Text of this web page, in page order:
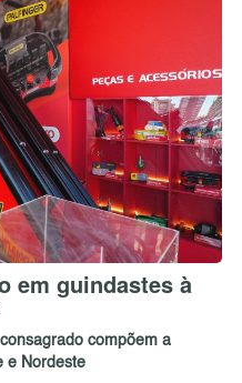
em guindastes à
compõem a
e Nordeste